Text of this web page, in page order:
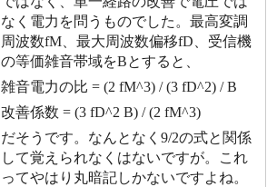
なく電力を問うものでした。最高変調
周波数fM、最大周波数偏移fD、受信機
の等価雑音帯域をBとすると、
雑音電力の比 = (2 fM^3) / (3 fD^2) / B
改善係数 = (3 fD^2 B) / (2 fM^3)
だそうです。なんとなく9/2の式と関係
して覚えられなくはないですが。これ
ってやはり丸暗記しかないですよね。